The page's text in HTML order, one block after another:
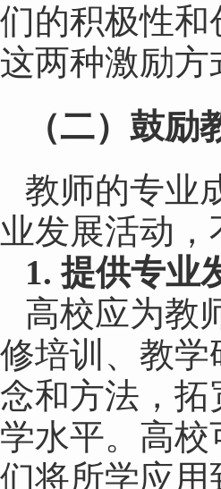
们的积极性
这两种激励
（二）鼓励
教师的专业
业发展活动
1. 提供专业
高校应为教
修培训、教
念和方法，
学水平。高
们将所学应